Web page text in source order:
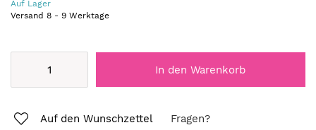
Auf Lager
Versand 8 - 9 Werktage
In den Warenkorb
Auf den Wunschzettel Fragen?